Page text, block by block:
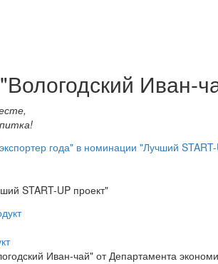
Иван-
START-UP проект"
Иван-чай" от Департамента